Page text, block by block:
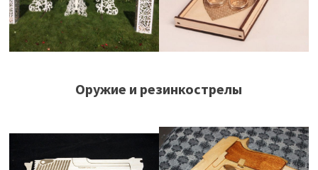
Оружие и резинкострелы